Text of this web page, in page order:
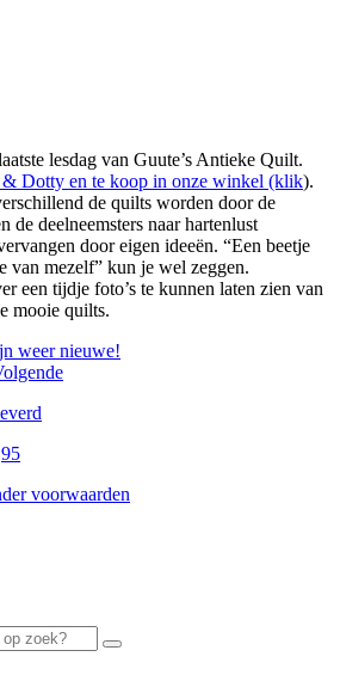
lesdag van Guute’s Antieke Quilt.
Dotty en te koop in onze winkel (klik).
de quilts worden door de
de deelneemsters naar hartenlust
door eigen ideeën. “Een beetje
van mezelf” kun je wel zeggen.
een tijdje foto’s te kunnen laten zien van
mooie quilts.
weer nieuwe!
voorwaarden